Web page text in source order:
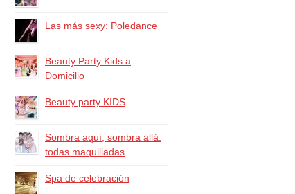
Las más sexy: Poledance
Beauty Party Kids a
Domicilio
Beauty party KIDS
Sombra aquí, sombra allá:
todas maquilladas
Spa de celebración